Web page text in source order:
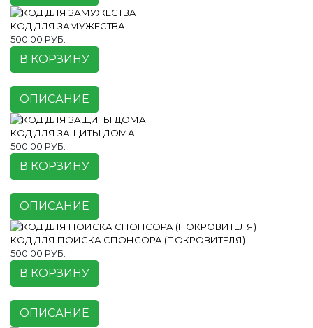
КОД ДЛЯ ЗАМУЖЕСТВА
500.00 РУБ.
В КОРЗИНУ
ОПИСАНИЕ
КОД ДЛЯ ЗАЩИТЫ ДОМА
500.00 РУБ.
В КОРЗИНУ
ОПИСАНИЕ
КОД ДЛЯ ПОИСКА СПОНСОРА (ПОКРОВИТЕЛЯ)
500.00 РУБ.
В КОРЗИНУ
ОПИСАНИЕ